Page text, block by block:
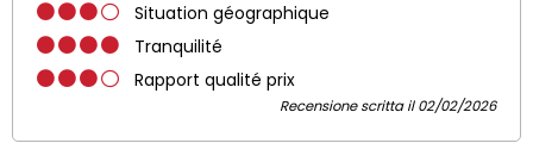
Situation géographique
Tranquilité
Rapport qualité prix
Recensione scritta il 02/02/2026